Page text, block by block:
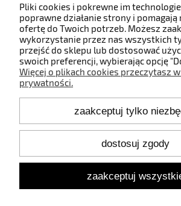
O nas
Kontakt
+48 660 808 853
Pon.-Pt. 9:00-17:00
Sob. 10:00-12:00
Oświetlenie wewnętrzne i zewnętrzne - IBL
Pliki cookies i pokrewne im
poprawne działanie strony i
ofertę do Twoich potrzeb. Możesz
wykorzystanie przez nas wszystkich
przejść do sklepu lub dostosować
swoich preferencji, wybierając opcję
Więcej o plikach cookies przeczytasz
prywatności.
zaakceptuj tylko
dostosuj zgody
zaakceptuj